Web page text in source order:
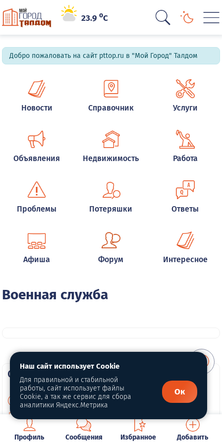
23.9oC
Добро пожаловать на сайт pttop.ru в "Мой Город" Талдом
Новости Справочник Услуги
Объявления Недвижимость Работа
Проблемы Потеряшки Ответы
Афиша Форум Интересное
Военная служба
О портале
О нас
Политика конфиденциальности
Обработка персональных данных
Профиль Сообщения Избранное Добавить
Наш сайт использует Cookie
Для правильной и стабильной
работы, сайт использует файлы
Cookie, а так же сервис для сбора
аналитики Яндекс.Метрика
Ок